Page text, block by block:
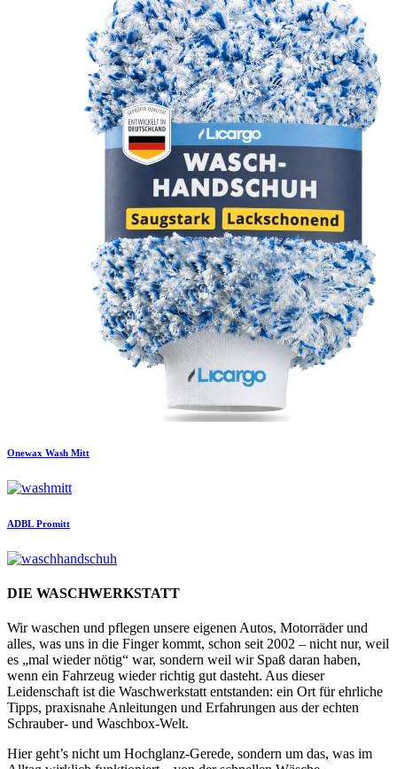
Onewax Wash Mitt
ADBL Promitt
DIE WASCHWERKSTATT
Wir waschen und pflegen unsere eigenen Autos, Motorräder und
alles, was uns in die Finger kommt, schon seit 2002 – nicht nur, weil
es „mal wieder nötig“ war, sondern weil wir Spaß daran haben,
wenn ein Fahrzeug wieder richtig gut dasteht. Aus dieser
Leidenschaft ist die Waschwerkstatt entstanden: ein Ort für ehrliche
Tipps, praxisnahe Anleitungen und Erfahrungen aus der echten
Schrauber- und Waschbox-Welt.
Hier geht’s nicht um Hochglanz-Gerede, sondern um das, was im